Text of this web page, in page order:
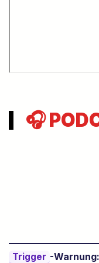
🎧
Trigger -Warnung: